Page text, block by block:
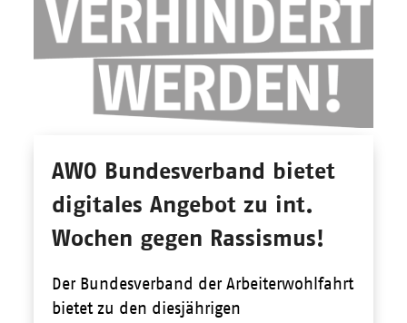
AWO Bundesverband bietet
digitales Angebot zu int.
Wochen gegen Rassismus!
Der Bundesverband der Arbeiterwohlfahrt
bietet zu den diesjährigen